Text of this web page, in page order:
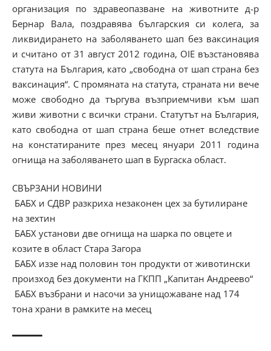
организация по здравеопазване на животните д-р
Бернар Вала, поздравява българския си колега, за
ликвидирането на заболяването шап без ваксинация
и считано от 31 август 2012 година, OIE възстановява
статута на България, като „свободна от шап страна без
ваксинация“. С промяната на статута, страната ни вече
може свободно да търгува възприемчиви към шап
живи животни с всички страни. Статутът на България,
като свободна от шап страна беше отнет вследствие
на констатираните през месец януари 2011 година
огнища на заболяването шап в Бургаска област.
СВЪРЗАНИ НОВИНИ
БАБХ и СДВР разкриха незаконен цех за бутилиране
на зехтин
БАБХ установи две огнища на шарка по овцете и
козите в област Стара Загора
БАБХ иззе над половин тон продукти от животински
произход без документи на ГКПП „Капитан Андреево“
БАБХ възбрани и насочи за унищожаване над 174
тона храни в рамките на месец